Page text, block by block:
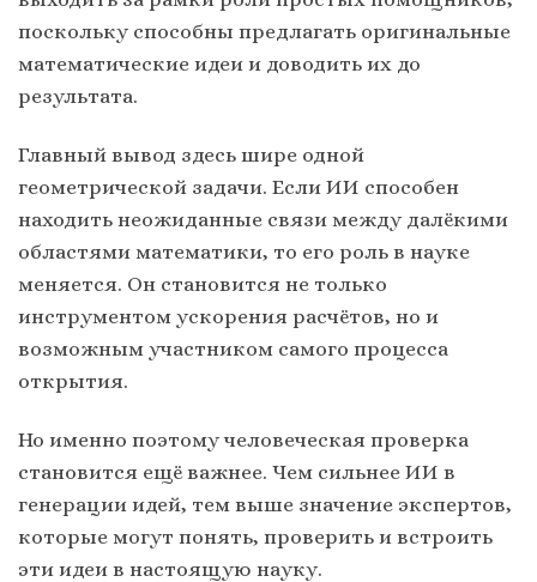
поскольку способны предлагать оригинальные
математические идеи и доводить их до
результата.
Главный вывод здесь шире одной
геометрической задачи. Если ИИ способен
находить неожиданные связи между далёкими
областями математики, то его роль в науке
меняется. Он становится не только
инструментом ускорения расчётов, но и
возможным участником самого процесса
открытия.
Но именно поэтому человеческая проверка
становится ещё важнее. Чем сильнее ИИ в
генерации идей, тем выше значение экспертов,
которые могут понять, проверить и встроить
эти идеи в настоящую науку.